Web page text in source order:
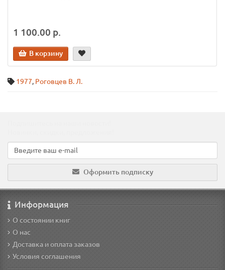
1 100.00 р.
В корзину
1977, Роговцев В. Л.
Оформить подписку
Информация
О состоянии книг
О нас
Доставка и оплата заказов
Условия соглашения